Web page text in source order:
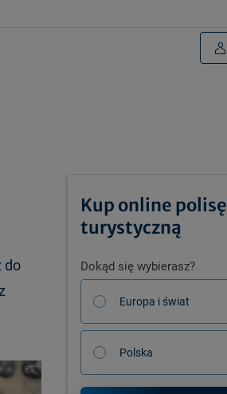
do
Kup online polisę
turystyczną
Dokąd się wybierasz?
Europa i świat
Polska